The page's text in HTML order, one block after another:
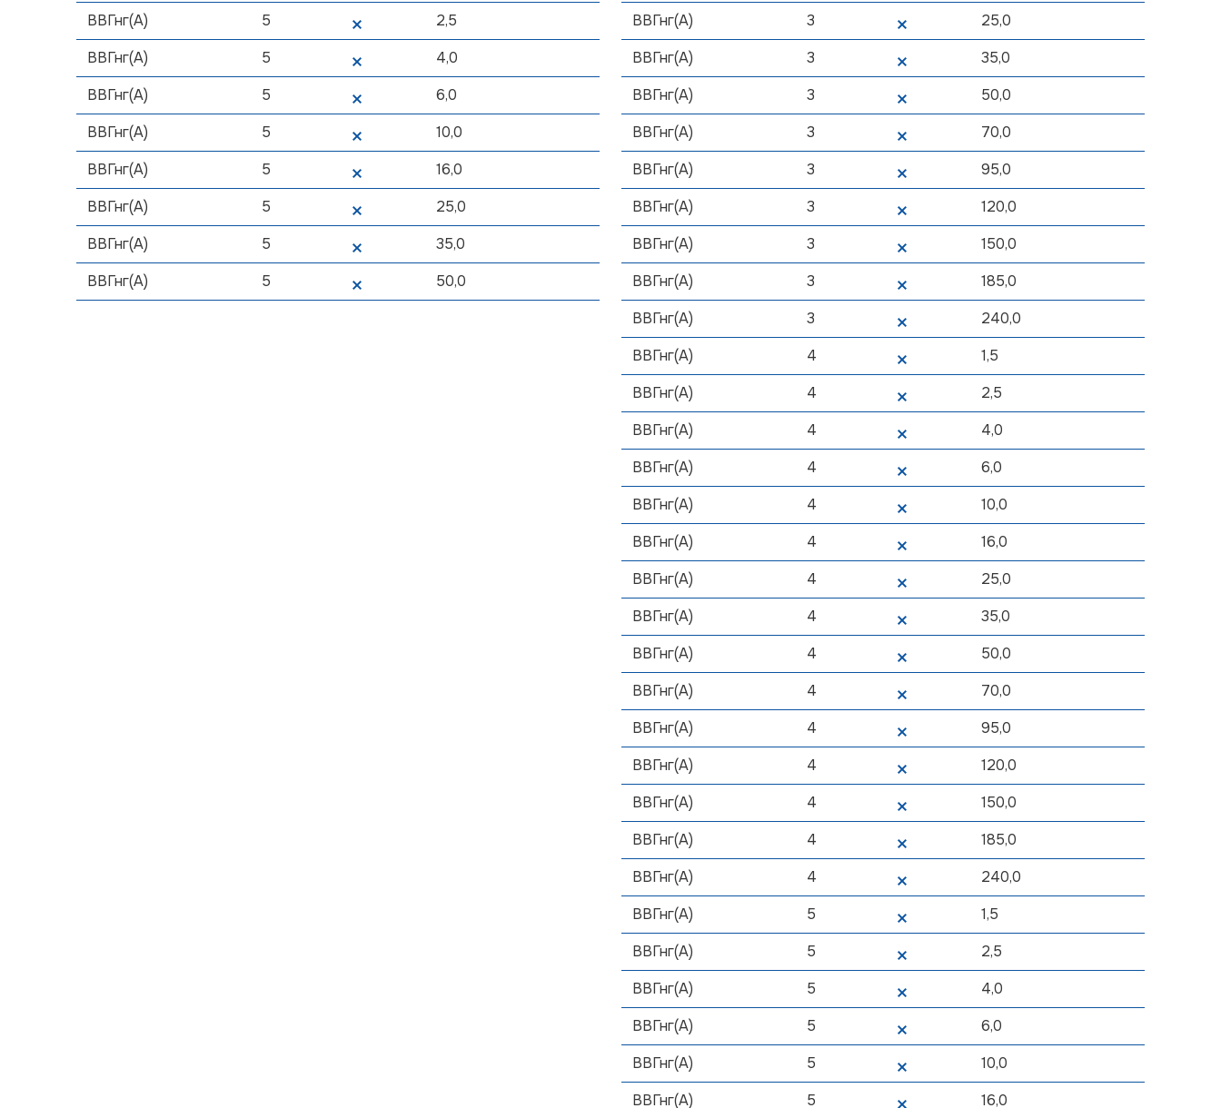
ВВГнг(А)
5
2,5
ВВГнг(А)
5
4,0
ВВГнг(А)
5
6,0
ВВГнг(А)
5
10,0
ВВГнг(А)
5
16,0
ВВГнг(А)
5
25,0
ВВГнг(А)
5
35,0
ВВГнг(А)
5 50,0
ВВГнг(А)
3
25,0
ВВГнг(А)
3
35,0
ВВГнг(А)
3
50,0
ВВГнг(А)
3
70,0
ВВГнг(А)
3
95,0
ВВГнг(А)
3
120,0
ВВГнг(А)
3
150,0
ВВГнг(А)
3
185,0
ВВГнг(А)
3
240,0
ВВГнг(А)
4
1,5
ВВГнг(А)
4
2,5
ВВГнг(А)
4
4,0
ВВГнг(А)
4
6,0
ВВГнг(А)
4
10,0
ВВГнг(А)
4
16,0
ВВГнг(А)
4
25,0
ВВГнг(А)
4
35,0
ВВГнг(А)
4
50,0
ВВГнг(А)
4
70,0
ВВГнг(А)
4
95,0
ВВГнг(А)
4
120,0
ВВГнг(А)
4
150,0
ВВГнг(А)
4
185,0
ВВГнг(А)
4
240,0
ВВГнг(А)
5
1,5
ВВГнг(А)
5
2,5
ВВГнг(А)
5
4,0
ВВГнг(А)
5
6,0
ВВГнг(А)
5
10,0
ВВГнг(А)
5 16,0